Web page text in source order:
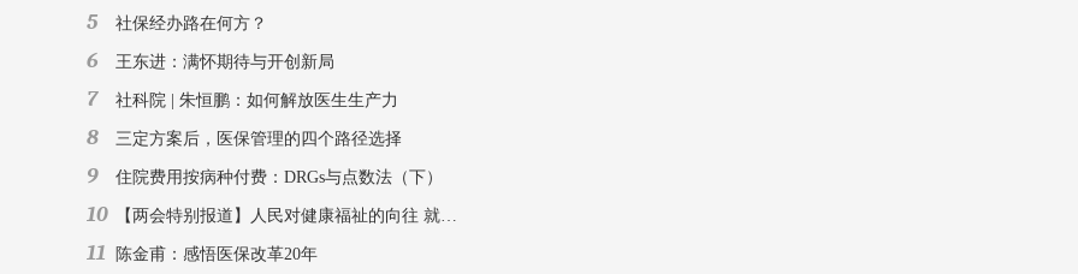
5 社保经办路在何方？
6 王东进：满怀期待与开创新局
7 社科院 | 朱恒鹏：如何解放医生生产力
8 三定方案后，医保管理的四个路径选择
9 住院费用按病种付费：DRGs与点数法（下）
10 【两会特别报道】人民对健康福祉的向往 就是新时代医保改革发展的目标
11 陈金甫：感悟医保改革20年